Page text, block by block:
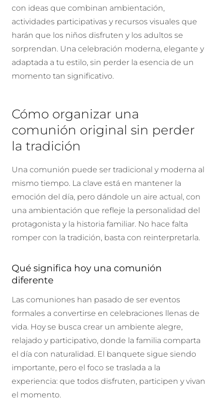
con ideas que combinan ambientación,
actividades participativas y recursos visuales que
harán que los niños disfruten y los adultos se
sorprendan. Una celebración moderna, elegante y
adaptada a tu estilo, sin perder la esencia de un
momento tan significativo.
Cómo organizar una
comunión original sin perder
la tradición
Una comunión puede ser tradicional y moderna al
mismo tiempo. La clave está en mantener la
emoción del día, pero dándole un aire actual, con
una ambientación que refleje la personalidad del
protagonista y la historia familiar. No hace falta
romper con la tradición, basta con reinterpretarla.
Qué significa hoy una comunión
diferente
Las comuniones han pasado de ser eventos
formales a convertirse en celebraciones llenas de
vida. Hoy se busca crear un ambiente alegre,
relajado y participativo, donde la familia comparta
el día con naturalidad. El banquete sigue siendo
importante, pero el foco se traslada a la
experiencia: que todos disfruten, participen y vivan
el momento.